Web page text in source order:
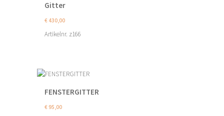
Gitter
€ 430,00
Artikelnr. z166
FENSTERGITTER
€95,00